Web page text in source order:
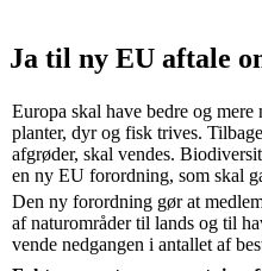
Ja til ny EU aftale
Europa skal have bedre og
planter, dyr og fisk trives.
afgrøder, skal vendes.
en ny EU forordning, som skal
Den ny forordning gør at
af naturområder til lands og til
vende nedgangen i antallet af